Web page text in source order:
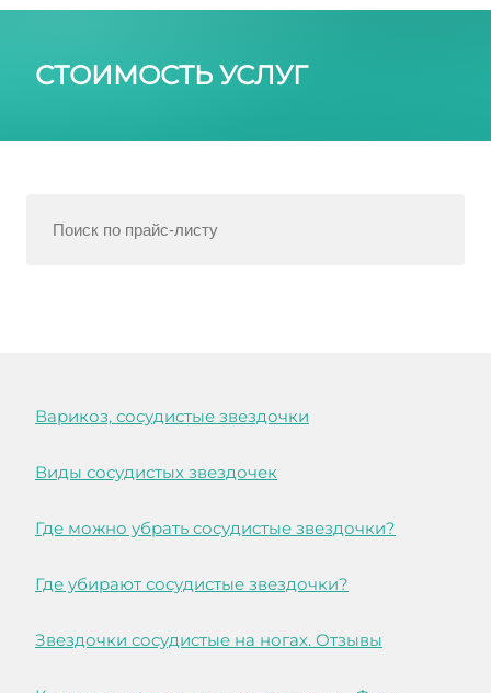
СТОИМОСТЬ УСЛУГ
Варикоз, сосудистые звездочки
Виды сосудистых звездочек
Где можно убрать сосудистые звездочки?
Где убирают сосудистые звездочки?
Звездочки сосудистые на ногах. Отзывы